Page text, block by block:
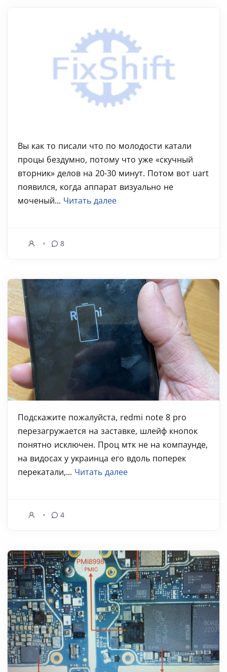
Вы как то писали что по молодости катали
процы бездумно, потому что уже «скучный
вторник» делов на 20-30 минут. Потом вот uart
появился, когда аппарат визуально не
моченый... Читать далее
8
Подскажите пожалуйста, redmi note 8 pro
перезагружается на заставке, шлейф кнопок
понятно исключен. Проц мтк не на компаунде,
на видосах у украинца его вдоль поперек
перекатали,... Читать далее
4